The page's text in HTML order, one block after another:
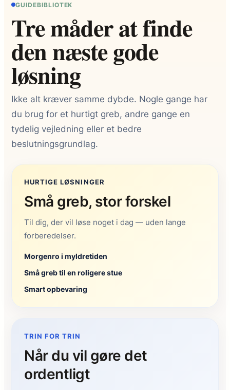
GUIDEBIBLIOTEK
Tre måder at finde
den næste gode
løsning
Ikke alt kræver samme dybde. Nogle gange har
du brug for et hurtigt greb, andre gange en
tydelig vejledning eller et bedre
beslutningsgrundlag.
HURTIGE LØSNINGER
Små greb, stor forskel
Til dig, der vil løse noget i dag — uden lange
forberedelser.
Morgenro i myldretiden
Små greb til en roligere stue
Smart opbevaring
TRIN FOR TRIN
Når du vil gøre det
ordentligt